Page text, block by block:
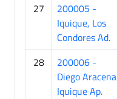
27
200005 -
Iquique, Los
Condores Ad.
28
200006 -
Diego Aracena
Iquique Ap.